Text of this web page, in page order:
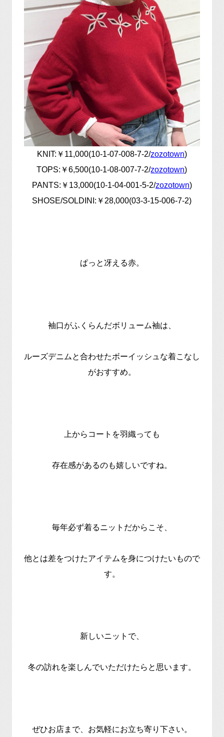
KNIT:￥11,000(10-1-07-008-7-2/zozotown)
TOPS:￥6,500(10-1-08-007-7-2/zozotown)
PANTS:￥13,000(10-1-04-001-5-2/zozotown)
SHOSE/SOLDINI:￥28,000(03-3-15-006-7-2)
ぱっと冴える赤。
袖口がふくらんだボリューム袖は、
ルーズデニムと合わせたボーイッシュな着こなし
がおすすめ。
上からコートを羽織っても
存在感があるのも嬉しいですね。
毎年必ず着るニットだからこそ、
他とは差をつけたアイテムを身につけたいもので
す。
新しいニットで、
冬の訪れを楽しんでいただけたらと思います。
ぜひお店まで、お気軽にお立ち寄り下さい。